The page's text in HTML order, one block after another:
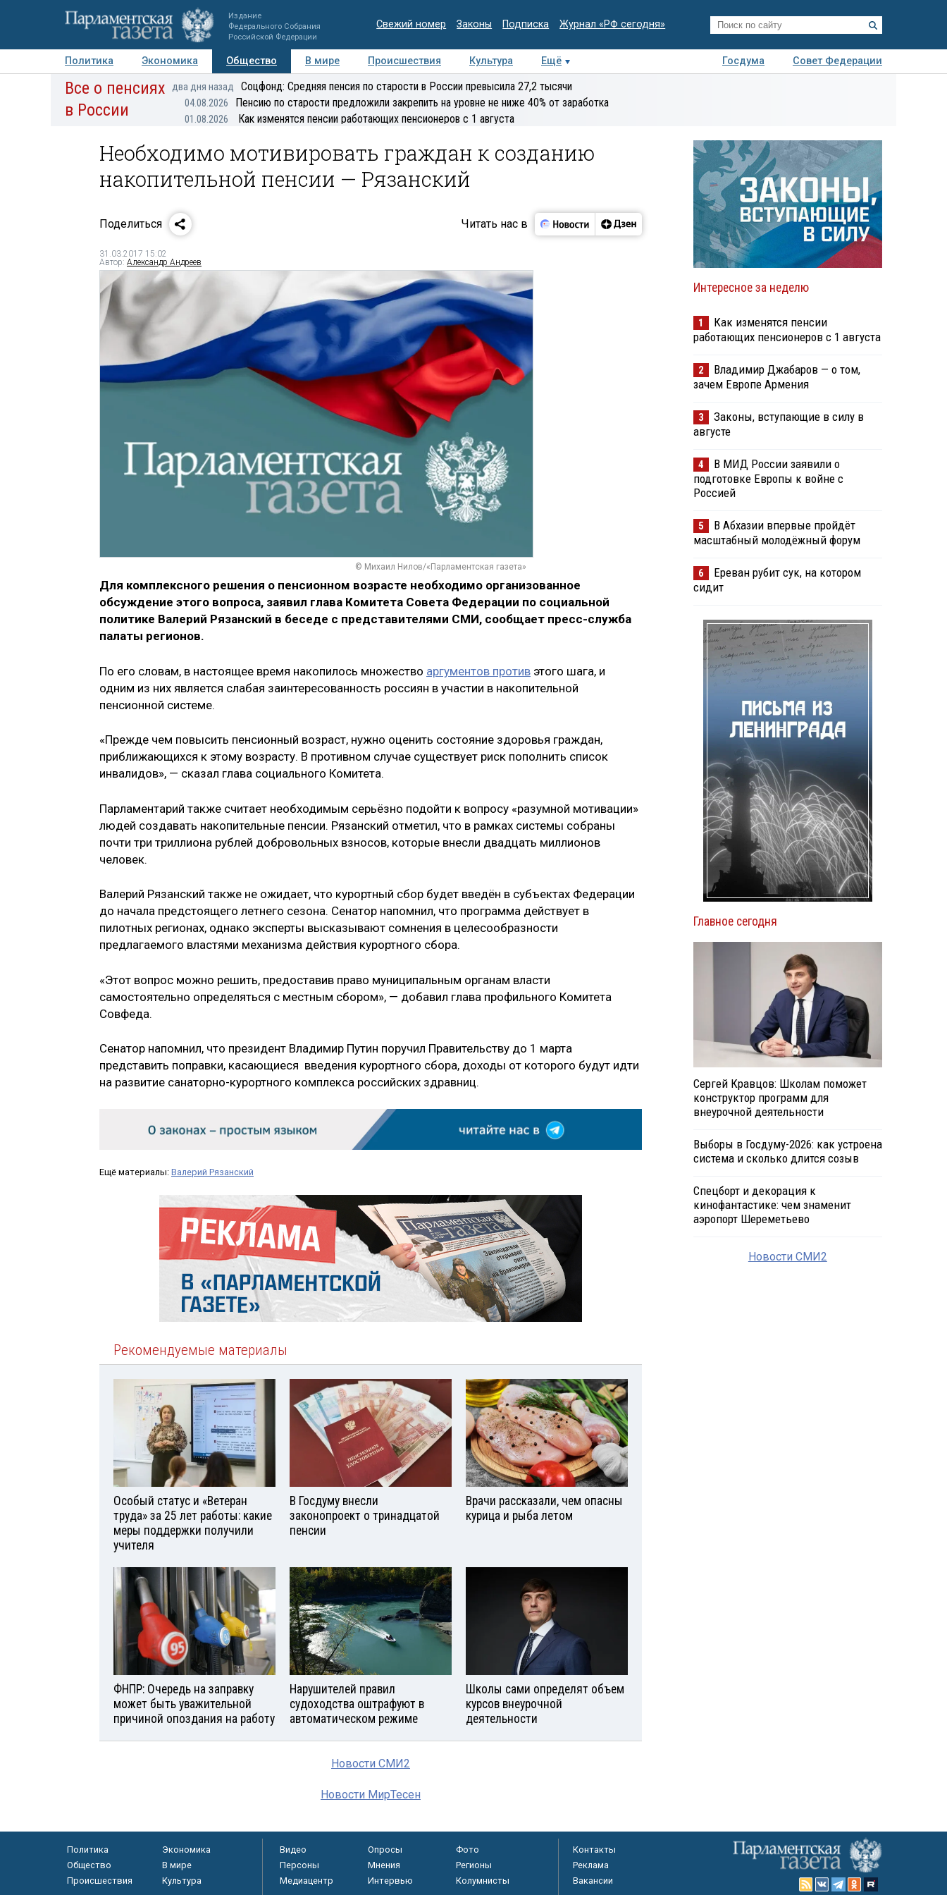
Издание
Федерального Собрания
Российской Федерации
Свежий номер Законы Подписка Журнал «РФ сегодня»
Политика Экономика Общество В мире Происшествия Культура Ещё Госдума
Совет Федерации
Авторы Персоны Мнения Регионы Медиацентр Интервью Колумнисты
Все о пенсиях
в России
два дня назад Соцфонд: Средняя пенсия по старости в России превысила 27,2 тысячи
04.08.2026 Пенсию по старости предложили закрепить на уровне не ниже 40% от заработка
01.08.2026 Как изменятся пенсии работающих пенсионеров с 1 августа
Необходимо мотивировать граждан к созданию
накопительной пенсии — Рязанский
Поделиться Читать нас в
31.03.2017 15:02
Автор: Александр Андреев
© Михаил Нилов/«Парламентская газета»
Для комплексного решения о пенсионном возрасте необходимо организованное
обсуждение этого вопроса, заявил глава Комитета Совета Федерации по социальной
политике Валерий Рязанский в беседе с представителями СМИ, сообщает пресс-служба
палаты регионов.
По его словам, в настоящее время накопилось множество аргументов против этого шага, и
одним из них является слабая заинтересованность россиян в участии в накопительной
пенсионной системе.
«Прежде чем повысить пенсионный возраст, нужно оценить состояние здоровья граждан,
приближающихся к этому возрасту. В противном случае существует риск пополнить список
инвалидов», — сказал глава социального Комитета.
Парламентарий также считает необходимым серьёзно подойти к вопросу «разумной мотивации»
людей создавать накопительные пенсии. Рязанский отметил, что в рамках системы собраны
почти три триллиона рублей добровольных взносов, которые внесли двадцать миллионов
человек.
Валерий Рязанский также не ожидает, что курортный сбор будет введён в субъектах Федерации
до начала предстоящего летнего сезона. Сенатор напомнил, что программа действует в
пилотных регионах, однако эксперты высказывают сомнения в целесообразности
предлагаемого властями механизма действия курортного сбора.
«Этот вопрос можно решить, предоставив право муниципальным органам власти
самостоятельно определяться с местным сбором», — добавил глава профильного Комитета
Совфеда.
Сенатор напомнил, что президент Владимир Путин поручил Правительству до 1 марта
представить поправки, касающиеся введения курортного сбора, доходы от которого будут идти
на развитие санаторно-курортного комплекса российских здравниц.
Ещё материалы: Валерий Рязанский
Рекомендуемые материалы
Особый статус и «Ветеран
труда» за 25 лет работы: какие
меры поддержки получили
учителя
В Госдуму внесли
законопроект о тринадцатой
пенсии
Врачи рассказали, чем опасны
курица и рыба летом
ФНПР: Очередь на заправку
может быть уважительной
причиной опоздания на работу
Нарушителей правил
судоходства оштрафуют в
автоматическом режиме
Школы сами определят объем
курсов внеурочной
деятельности
Новости СМИ2
Новости МирТесен
Интересное за неделю
1
Как изменятся пенсии
работающих пенсионеров с 1 августа
2
Владимир Джабаров — о том,
зачем Европе Армения
3
Законы, вступающие в силу в
августе
4
В МИД России заявили о
подготовке Европы к войне с
Россией
5
В Абхазии впервые пройдёт
масштабный молодёжный форум
6
Ереван рубит сук, на котором
сидит
Главное сегодня
Сергей Кравцов: Школам поможет
конструктор программ для
внеурочной деятельности
Выборы в Госдуму-2026: как устроена
система и сколько длится созыв
Спецборт и декорация к
кинофантастике: чем знаменит
аэропорт Шереметьево
Новости СМИ2
Политика
Экономика
Общество
В мире
Происшествия
Культура
Видео Опросы
Фото
Персоны
Мнения
Регионы
Медиацентр
Интервью Колумнисты
Контакты
Реклама
Вакансии